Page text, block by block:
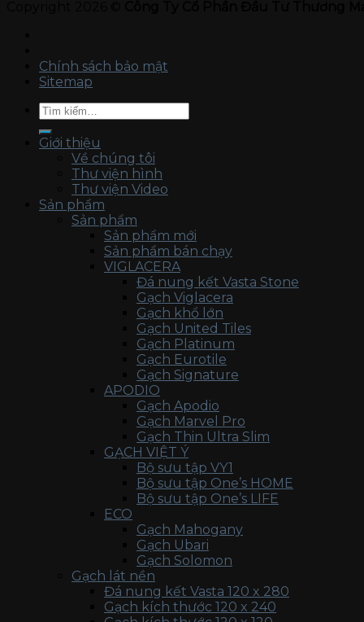
Chính sách bảo mật
Sitemap
Tìm
kiếm:
Giới thiệu
Về chúng tôi
Thư viện hình
Thư viện Video
Sản phẩm
Sản phẩm
Sản phẩm mới
Sản phẩm bán chạy
VIGLACERA
Đá nung kết Vasta Stone
Gạch Viglacera
Gạch khổ lớn
Gạch United Tiles
Gạch Platinum
Gạch Eurotile
Gạch Signature
APODIO
Gạch Apodio
Gạch Marvel Pro
Gạch Thin Ultra Slim
GẠCH VIỆT Ý
Bộ sưu tập VY1
Bộ sưu tập One’s HOME
Bộ sưu tập One’s LIFE
ECO
Gạch Mahogany
Gạch Ubari
Gạch Solomon
Gạch lát nền
Đá nung kết Vasta 120 x 280
Gạch kích thước 120 x 240